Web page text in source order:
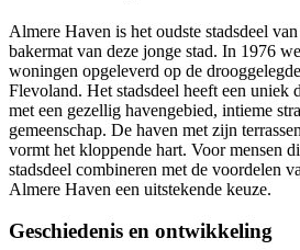
Almere Haven is het oudste stadsdeel
bakermat van deze jonge stad. In 1976
woningen opgeleverd op de
Flevoland. Het stadsdeel heeft een uniek
met een gezellig havengebied, intieme
gemeenschap. De haven met zijn
vormt het kloppende hart. Voor mensen
stadsdeel combineren met de voordelen
Almere Haven een uitstekende keuze.
Geschiedenis en ontwikkeling